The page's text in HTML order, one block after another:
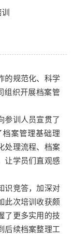
的规范化、科学
组织开展档案管
参训人员宣贯了
案管理基础理
处理流程、档案
让学员们直观感
识竞答，加深对
此次培训收获颇
了更多实用的技
后续档案整理工